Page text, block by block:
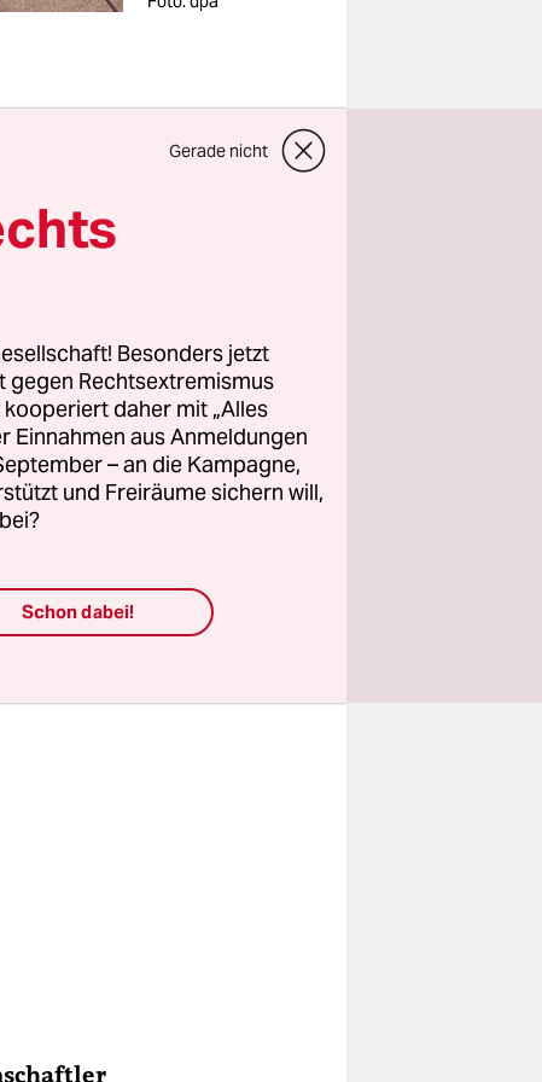
Level
sind
Gerade nicht
Besonders jetzt
gegen Rechtsextremismus
daher mit „Alles
Einnahmen aus Anmeldungen
– an die Kampagne,
und Freiräume sichern will,
Schon dabei!